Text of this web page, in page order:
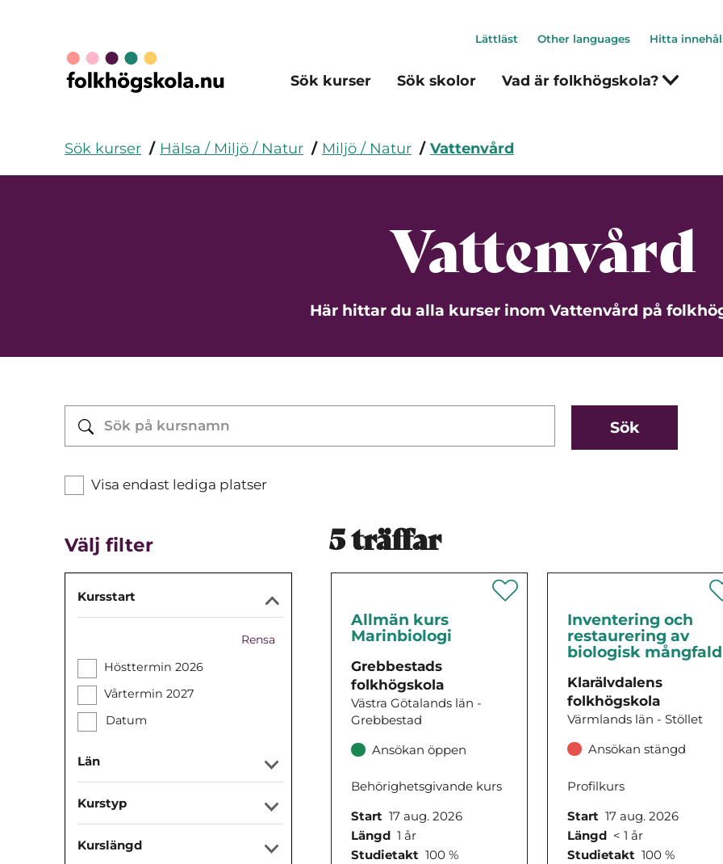
Sök kurser Sök skolor Vad är folkhögskola?
Lättläst Other languages Hitta
Sök kurser Hälsa / Miljö / Natur Miljö / Natur Vattenvård
Vattenvård
Här hittar du alla kurser inom Vattenvård på
Visa endast lediga platser
Välj filter 5träffar
Kursstart
Rensa
Hösttermin 2026
Vårtermin 2027
Datum
Län
Kurstyp
Kurslängd
Allmän kurs
Marinbiologi
Grebbestads
folkhögskola
Västra Götalands län -
Grebbestad
Ansökan öppen
Behörighetsgivande kurs
Start 17 aug. 2026
Längd 1 år
Studietakt 100 %
Inventering och
restaurering av
biologisk mångfald
Klarälvdalens
folkhögskola
Värmlands län - Stöllet
Ansökan stängd
Profilkurs
Start 17 aug. 2026
Längd < 1 år
Studietakt 100 %